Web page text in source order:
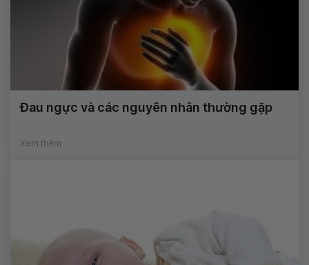
Đau ngực và các nguyên nhân thường gặp
Xem thêm